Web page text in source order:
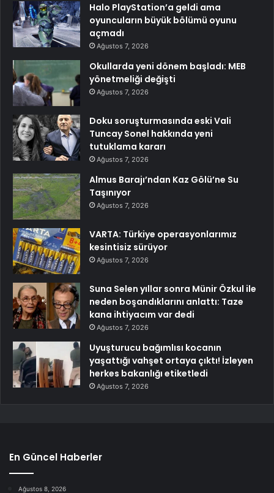
Halo PlayStation’a geldi ama
oyuncuların büyük bölümü oyunu
açmadı
Ağustos 7, 2026
Okullarda yeni dönem başladı: MEB
yönetmeliği değişti
Ağustos 7, 2026
Doku soruşturmasında eski Vali
Tuncay Sonel hakkında yeni
tutuklama kararı
Ağustos 7, 2026
Almus Barajı’ndan Kaz Gölü’ne Su
Taşınıyor
Ağustos 7, 2026
VARTA: Türkiye operasyonlarımız
kesintisiz sürüyor
Ağustos 7, 2026
Suna Selen yıllar sonra Münir Özkul ile
neden boşandıklarını anlattı: Taze
kana ihtiyacım var dedi
Ağustos 7, 2026
Uyuşturucu bağımlısı kocanın
yaşattığı vahşet ortaya çıktı! İzleyen
herkes bakanlığı etiketledi
Ağustos 7, 2026
En Güncel Haberler
Ağustos 8, 2026